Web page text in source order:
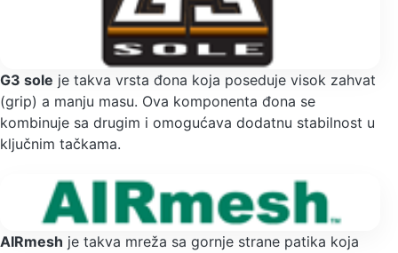
G3 sole je takva vrsta đona koja poseduje visok zahvat
(grip) a manju masu. Ova komponenta đona se
kombinuje sa drugim i omogućava dodatnu stabilnost u
ključnim tačkama.
AIRmesh je takva mreža sa gornje strane patika koja